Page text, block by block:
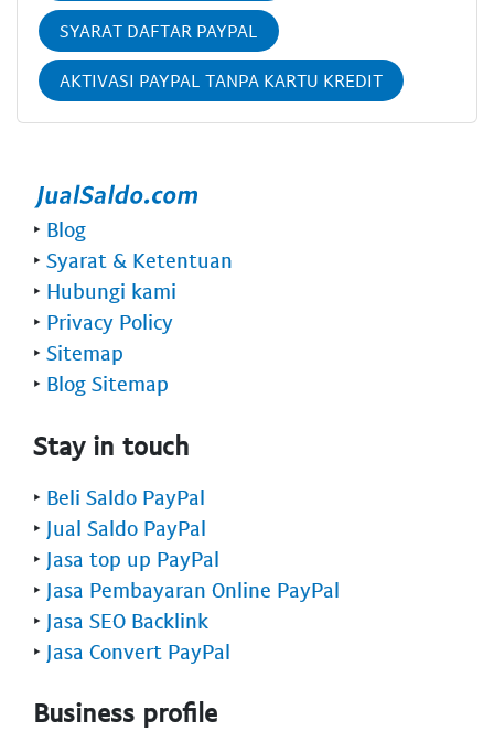
SYARAT DAFTAR PAYPAL
AKTIVASI PAYPAL TANPA KARTU KREDIT
‣ Blog
‣ Syarat & Ketentuan
‣ Hubungi kami
‣ Privacy Policy
‣ Sitemap
‣ Blog Sitemap
Stay in touch
‣ Beli Saldo PayPal
‣ Jual Saldo PayPal
‣ Jasa top up PayPal
‣ Jasa Pembayaran Online PayPal
‣ Jasa SEO Backlink
‣ Jasa Convert PayPal
Business profile